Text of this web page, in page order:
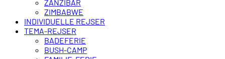
ZANZIBAR
ZIMBABWE
INDIVIDUELLE REJSER
TEMA-REJSER
BADEFERIE
BUSH-CAMP